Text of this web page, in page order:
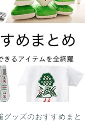
ッズのおすすめまと